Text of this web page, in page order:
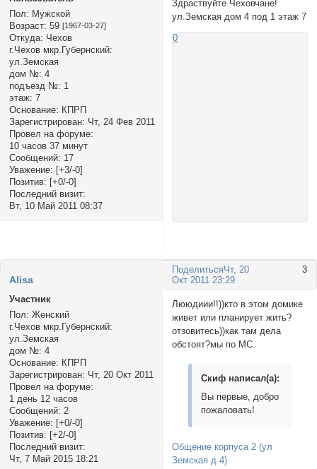
Пол: Мужской
Возраст: 59 [1967-03-27]
Откуда: Чехов
г.Чехов мкр.Губернский:
ул.Земская
дом №: 4
подъезд №: 1
этаж: 7
Основание: КПРП
Зарегистрирован: Чт, 24 Фев 2011
Провел на форуме:
10 часов 37 минут
Сообщений: 17
Уважение: [+3/-0]
Позитив: [+0/-0]
Последний визит:
Вт, 10 Май 2011 08:37
Здраствуйте Чеховчане!
ул.Земская дом 4 под 1 этаж 7
0
Поделиться 3
Чт, 20
Окт 2011 23:29
Alisa
Участник
Пол: Женский
г.Чехов мкр.Губернский:
ул.Земская
дом №: 4
Основание: КПРП
Зарегистрирован: Чт, 20 Окт 2011
Провел на форуме:
1 день 12 часов
Сообщений: 2
Уважение: [+0/-0]
Позитив: [+2/-0]
Последний визит:
Чт, 7 Май 2015 18:21
Лююдиии!!))кто в этом домике
живет или планирует жить?
отзовитесь))как там дела
обстоят?мы по МС.
Скиф написал(а):
Вы первые, добро
пожаловать!
Общение корпуса 2 (ул
Земская д 4)